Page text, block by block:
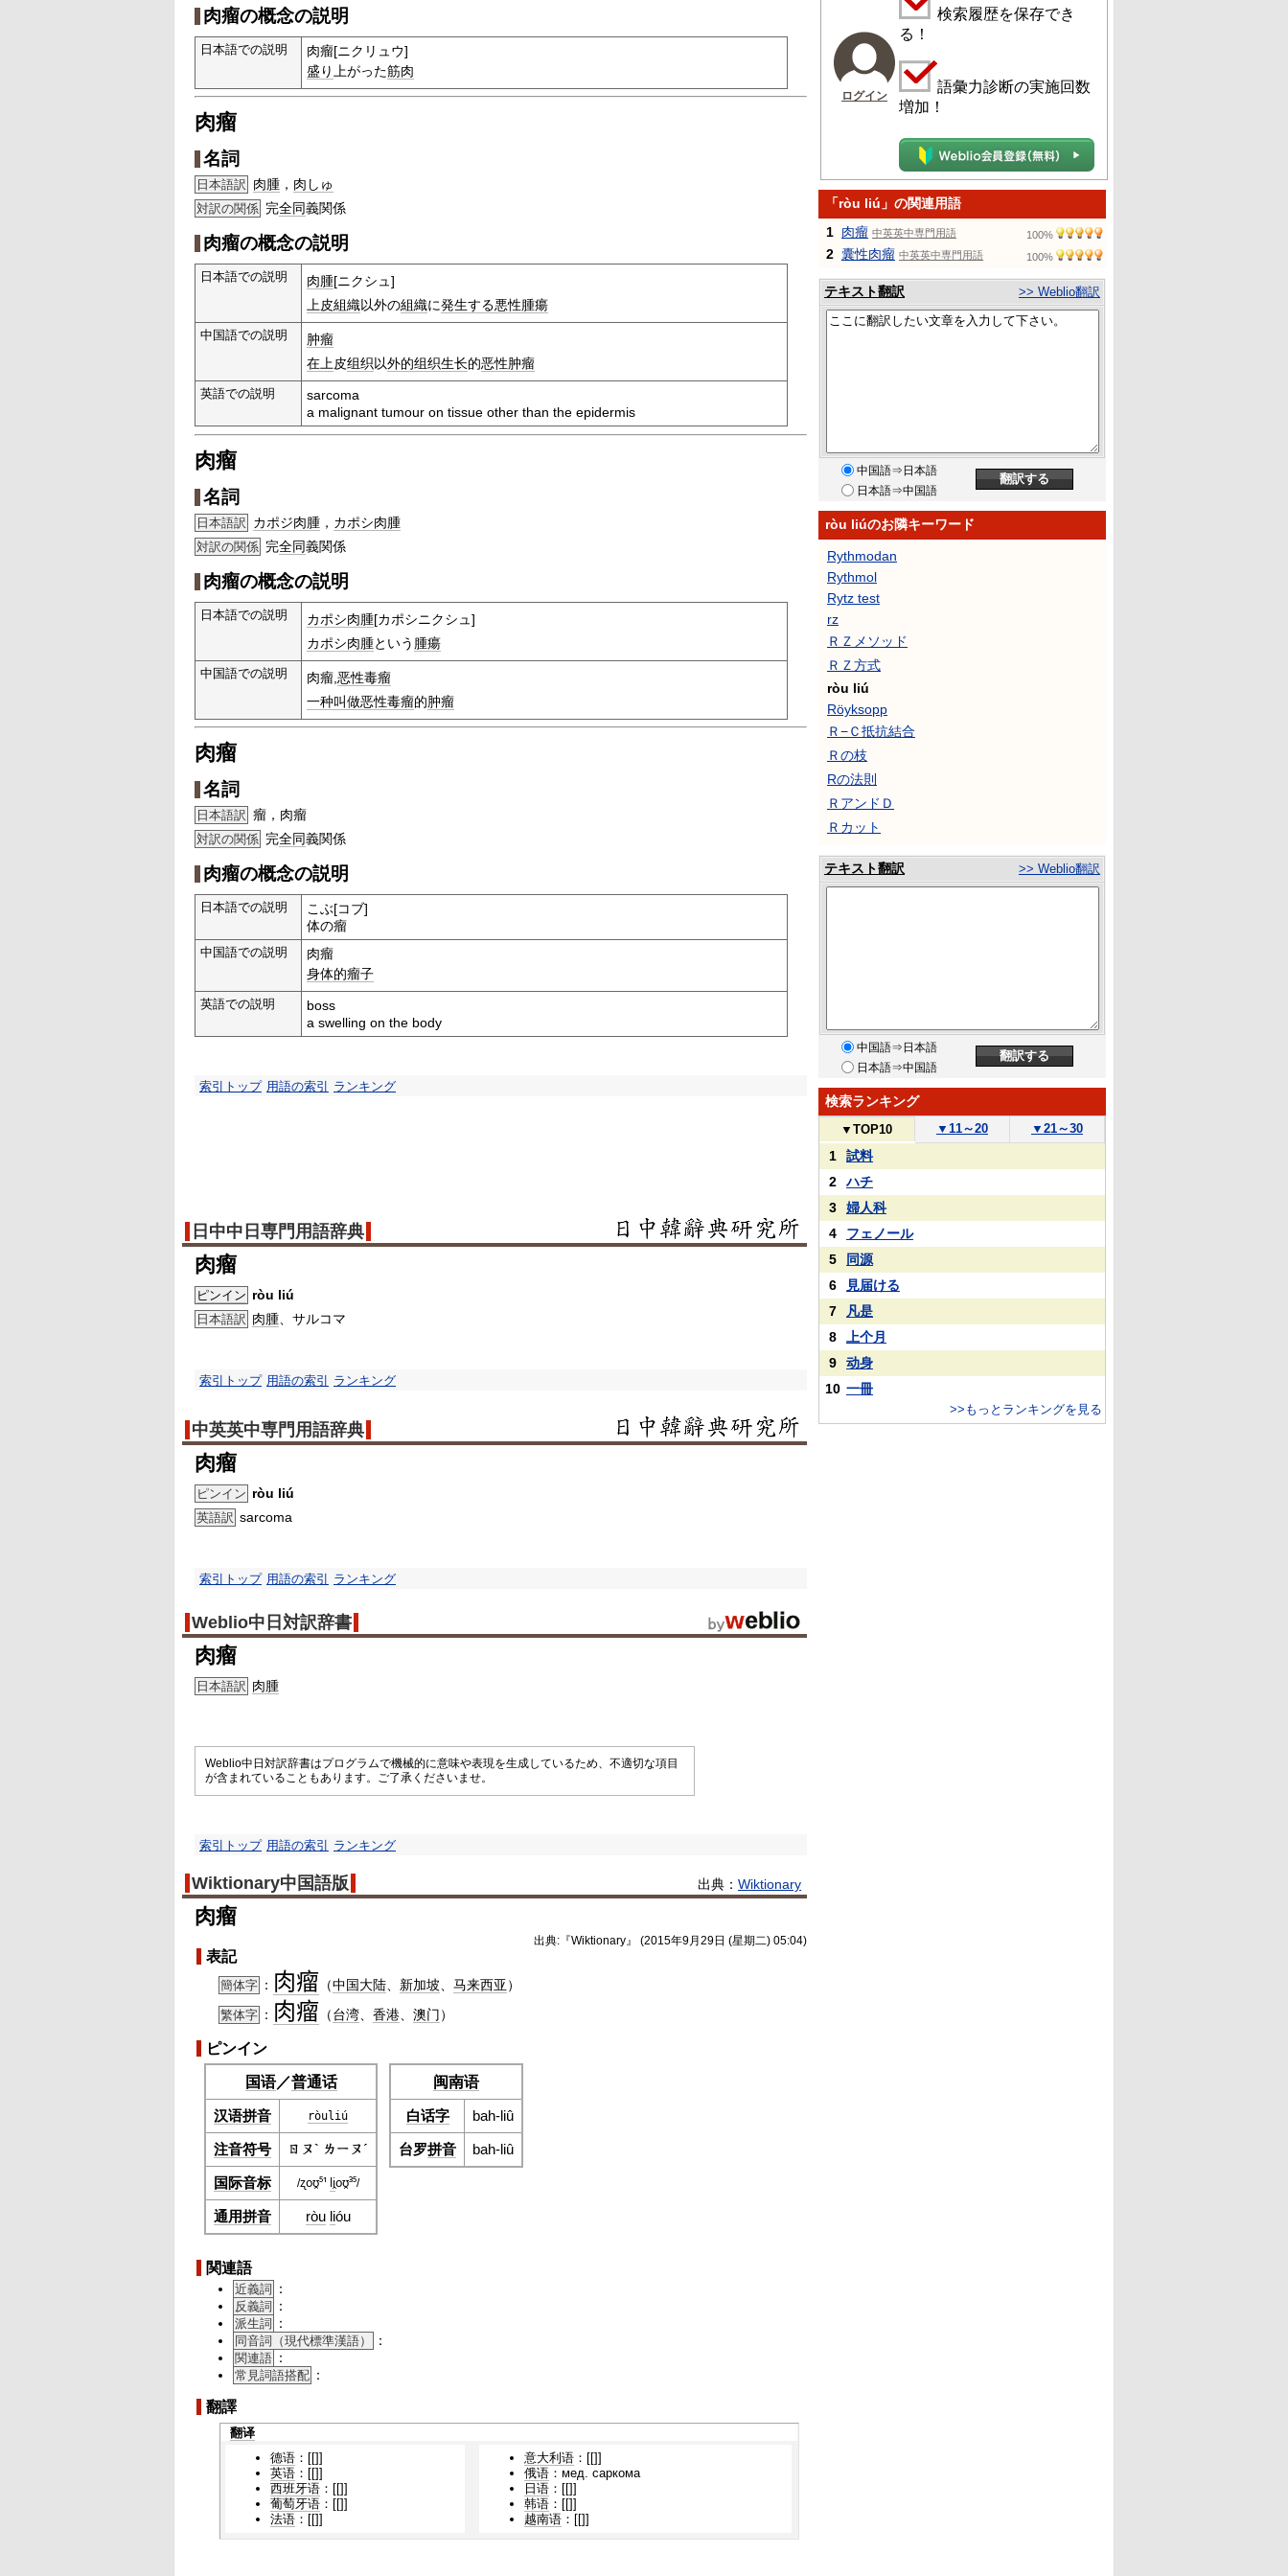
肉瘤の概念の説明
日本語での説明
肉瘤[ニクリュウ]
盛り
上がった筋肉
肉瘤
名詞
日本語訳 肉腫 ， 肉しゅ
対訳の関係 完全同義関係
肉瘤の概念の説明
日本語での説明 肉腫[ニクシュ]
上皮組織以外の組織に発生する悪性腫瘍
中国語での説明
肿瘤
在上皮组织以外的组织生长的恶性肿瘤
英語での説明
sarcoma
a malignant tumour on tissue other than the epidermis
肉瘤
名詞
日本語訳 カポジ肉腫 ， カポシ肉腫
対訳の関係 完全同義関係
肉瘤の概念の説明
日本語での説明 カポシ肉腫[カポシニクシュ]
カポシ肉腫という 腫瘍
中国語での説明 肉瘤, 恶性毒瘤
一种叫做恶性毒瘤的肿瘤
肉瘤
名詞
日本語訳 瘤，肉瘤
対訳の関係 完全同義関係
肉瘤の概念の説明
日本語での説明
こぶ[コブ]
体の瘤
中国語での説明
肉瘤
身体的瘤子
英語での説明
boss
a swelling on the body
索引トップ 用語の索引 ランキング
日中中日専門用語辞典
肉瘤
ピンイン ròu liú
日本語訳 肉腫 、サルコマ
索引トップ 用語の索引 ランキング
中英英中専門用語辞典
肉瘤
ピンイン ròu liú
英語訳 sarcoma
索引トップ 用語の索引 ランキング
Weblio中日対訳辞書
肉瘤
日本語訳 肉腫
Weblio中日対訳辞書はプログラムで機械的に意味や表現を生成しているため、不適切な項目
が含まれていることもあります。ご了承くださいませ。
索引トップ 用語の索引 ランキング
Wiktionary中国語版 出典： Wiktionary
肉瘤
出典:『Wiktionary』 (2015年9月29日 (星期二) 05:04)
表記
簡体字 ： 肉瘤 （中国大陆、 新加坡、 马来西亚）
繁体字 ： 肉瘤 （台湾、 香港、 澳门）
ピンイン
国语／普通话
汉语拼音 ròuliú
注音符号 ㄖㄡˋ ㄌㄧㄡˊ
国际音标 /ʐoʊ̯⁵¹ li̯oʊ̯³⁵/
通用拼音 ròu lióu
闽南语
白话字 bah-liû
台罗拼音 bah-liû
関連語
近義詞 ：
反義詞 ：
派生詞 ：
同音詞（現代標準漢語） ：
関連語 ：
常見詞語搭配 ：
翻譯
翻译
德语：[[]]
英语：[[]]
西班牙语：[[]]
葡萄牙语：[[]]
法语：[[]]
意大利语：[[]]
俄语：мед. саркома
日语：[[]]
韩语：[[]]
越南语：[[]]
ログイン
検索履歴を保存でき
る！
語彙力診断の実施回数
増加！
「ròu liú」の関連用語
1 肉瘤 中英英中専門用語 100%
2 囊性肉瘤 中英英中専門用語 100%
テキスト翻訳 >> Weblio翻訳
中国語⇒日本語
日本語⇒中国語
ròu liúのお隣キーワード
Rythmodan
Rythmol
Rytz test
rz
ＲＺメソッド
ＲＺ方式
ròu liú
Röyksopp
Ｒ−Ｃ抵抗結合
Ｒの枝
Rの法則
ＲアンドＤ
Ｒカット
テキスト翻訳 >> Weblio翻訳
中国語⇒日本語
日本語⇒中国語
検索ランキング
▼ TOP10 ▼ 11～20 ▼ 21～30
1
試料
2
ハチ
3
婦人科
4
フェノール
5
同源
6
見届ける
7
凡是
8
上个月
9
动身
10 一冊
>>もっとランキングを見る